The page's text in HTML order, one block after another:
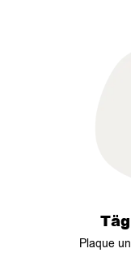
Plaque